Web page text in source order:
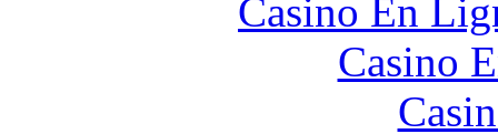
Casino En
Casino